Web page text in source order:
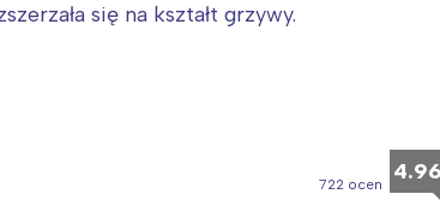
się na kształt grzywy.
722 ocen 4.96